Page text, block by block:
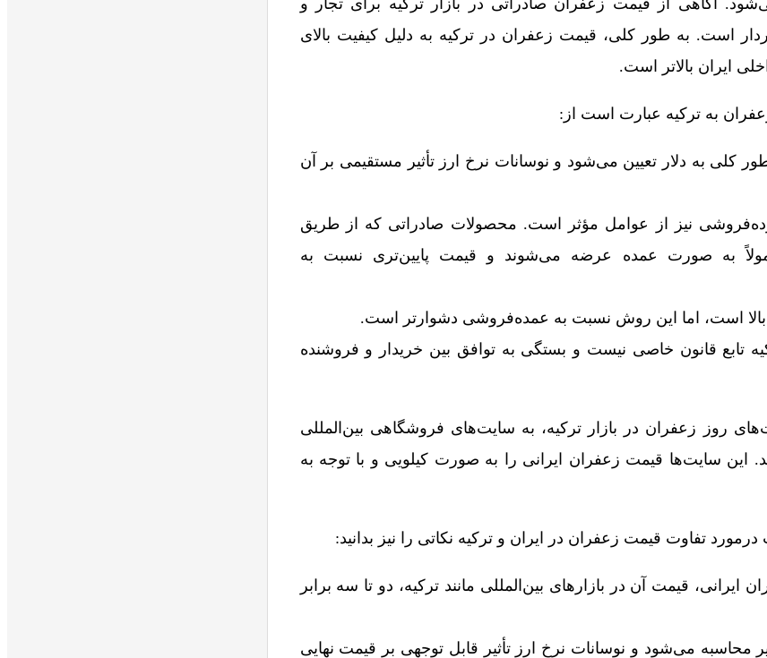
آگاهی از قیمت زعفران صادراتی در بازار ترکیه برای تجار و
است. به طور کلی، قیمت زعفران در ترکیه به دلیل کیفیت بالای
ایران بالاتر است.
به ترکیه عبارت است از:
کلی به دلار تعیین می‌شود و نوسانات نرخ ارز تأثیر مستقیمی بر آن
نیز از عوامل مؤثر است. محصولات صادراتی که از طریق
به صورت عمده عرضه می‌شوند و قیمت پایین‌تری نسبت به
است، اما این روش نسبت به عمده‌فروشی دشوارتر است.
تابع قانون خاصی نیست و بستگی به توافق بین خریدار و فروشنده
روز زعفران در بازار ترکیه، به سایت‌های فروشگاهی بین‌المللی
این سایت‌ها قیمت زعفران ایرانی را به صورت کیلویی و با توجه به
تفاوت قیمت زعفران در ایران و ترکیه نکاتی را نیز بدانید:
ایرانی، قیمت آن در بازارهای بین‌المللی مانند ترکیه، دو تا سه برابر
محاسبه می‌شود و نوسانات نرخ ارز تأثیر قابل توجهی بر قیمت نهایی